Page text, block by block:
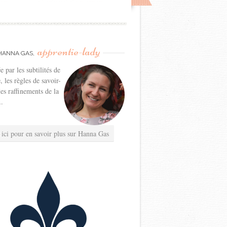
GAS, apprentie-lady
par les subtilités de
les règles de savoir-
raffinements de la
pour en savoir plus sur Hanna Gas